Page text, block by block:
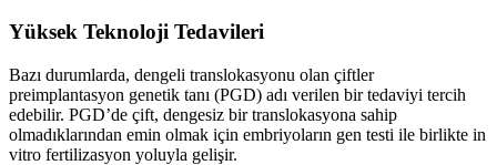
Yüksek Teknoloji Tedavileri
Bazı durumlarda, dengeli translokasyonu olan çiftler
preimplantasyon genetik tanı (PGD) adı verilen bir tedaviyi tercih
edebilir. PGD’de çift, dengesiz bir translokasyona sahip
olmadıklarından emin olmak için embriyoların gen testi ile birlikte in
vitro fertilizasyon yoluyla gelişir.